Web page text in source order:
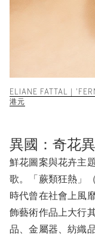
ELIANE FATTAL |
港元
異國：奇花
鮮花圖案與花卉主
歌。「蕨類狂熱」
時代曾在社會上風
飾藝術作品上大行
品、金屬器、紡織